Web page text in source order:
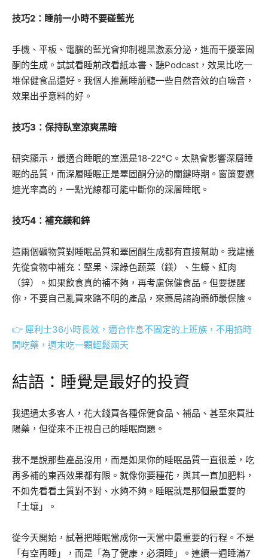
技巧2：睡前一小時不要碰藍光
手機、平板、電腦的藍光會抑制褪黑激素分泌，進而干擾睪固
酮的生成。試試看睡前改看紙本書、聽Podcast，效果比吃一
堆保健食品還好。我個人推薦睡前聽一些自然音效的白噪音，
效果出乎意料的好。
技巧3：保持臥室涼爽黑暗
研究顯示，最適合睡眠的室溫是18-22°C。太熱會影響深層睡
眠的品質，而深層睡眠正是睪固酮分泌的關鍵時期。窗簾要選
遮光率高的，一點光線都可能中斷你的深層睡眠。
技巧4：補充鎂和鋅
這兩個礦物質對睡眠品質和睪固酮生成都有直接幫助。我建議
先從食物中補充：堅果、深綠色蔬菜（鎂）、生蠔、紅肉
（鋅）。如果飲食真的補不夠，再考慮保健食品。但要提醒
你，不要自己亂買來路不明的產品，來藥局諮詢藥師最保險。
👉 犀利士36小時長效，適合作息不固定的上班族，不用掐時
間吃藥，週末吃一顆輕鬆兩天
結語：睡覺是最好的投資
我遇過太多客人，花大錢買各種保健食品、補品、甚至來買壯
陽藥，但從來不正視自己的睡眠問題。
我不是說那些產品沒用，而是如果你的睡眠品質一直很差，吃
再多補的東西效果都有限。就像你要種花，與其一直加肥料，
不如先看看土質對不對、水夠不夠。睡眠就是那個最重要的
「土壤」。
從今天開始，試著把睡眠當成你一天當中最重要的行程。不是
「有空再睡」，而是「為了健康，必須睡」。連續一週睡滿7